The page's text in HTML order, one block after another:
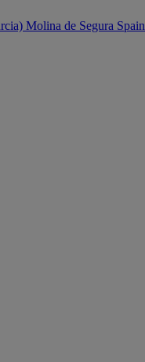
Molina de Segura Spain